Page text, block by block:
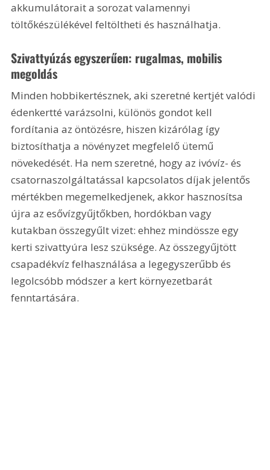
akkumulátorait a sorozat valamennyi
töltőkészülékével feltöltheti és használhatja.
Szivattyúzás egyszerűen: rugalmas, mobilis
megoldás
Minden hobbikertésznek, aki szeretné kertjét valódi
édenkertté varázsolni, különös gondot kell
fordítania az öntözésre, hiszen kizárólag így
biztosíthatja a növényzet megfelelő ütemű
növekedését. Ha nem szeretné, hogy az ivóvíz- és
csatornaszolgáltatással kapcsolatos díjak jelentős
mértékben megemelkedjenek, akkor hasznosítsa
újra az esővízgyűjtőkben, hordókban vagy
kutakban összegyűlt vizet: ehhez mindössze egy
kerti szivattyúra lesz szüksége. Az összegyűjtött
csapadékvíz felhasználása a legegyszerűbb és
legolcsóbb módszer a kert környezetbarát
fenntartására.